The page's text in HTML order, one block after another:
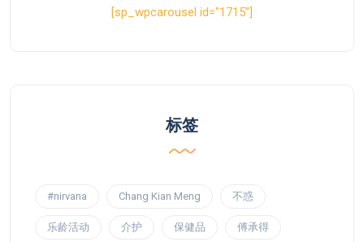
[sp_wpcarousel id="1715"]
标签
#nirvana Chang Kian Meng 不惑
乐龄活动 介护 保健品 傅承得